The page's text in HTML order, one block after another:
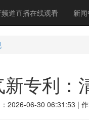
道直播在线观看 新
专利：
：2026-06-30 06:31:53 |